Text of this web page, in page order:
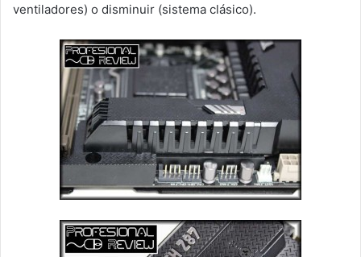
ventiladores) o disminuir (sistema clásico).